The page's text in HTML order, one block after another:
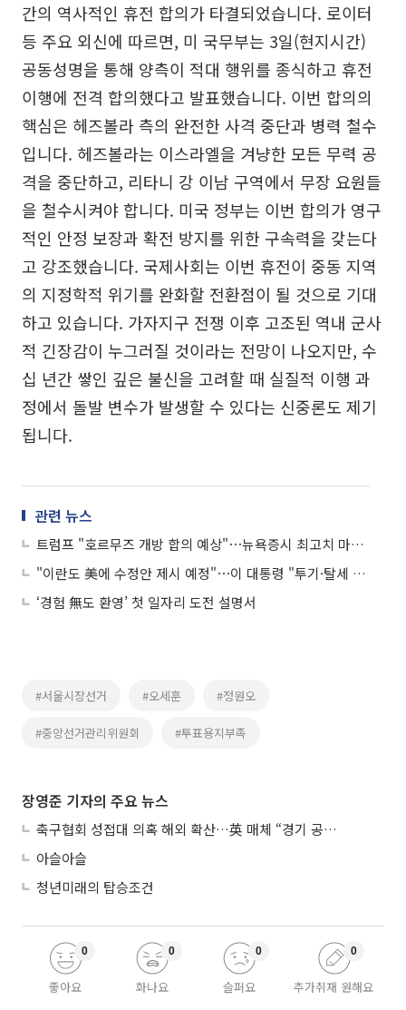
간의 역사적인 휴전 합의가 타결되었습니다. 로이터
등 주요 외신에 따르면, 미 국무부는 3일(현지시간)
공동성명을 통해 양측이 적대 행위를 종식하고 휴전
이행에 전격 합의했다고 발표했습니다. 이번 합의의
핵심은 헤즈볼라 측의 완전한 사격 중단과 병력 철수
입니다. 헤즈볼라는 이스라엘을 겨냥한 모든 무력 공
격을 중단하고, 리타니 강 이남 구역에서 무장 요원들
을 철수시켜야 합니다. 미국 정부는 이번 합의가 영구
적인 안정 보장과 확전 방지를 위한 구속력을 갖는다
고 강조했습니다. 국제사회는 이번 휴전이 중동 지역
의 지정학적 위기를 완화할 전환점이 될 것으로 기대
하고 있습니다. 가자지구 전쟁 이후 고조된 역내 군사
적 긴장감이 누그러질 것이라는 전망이 나오지만, 수
십 년간 쌓인 깊은 불신을 고려할 때 실질적 이행 과
정에서 돌발 변수가 발생할 수 있다는 신중론도 제기
됩니다.
관련 뉴스
트럼프 "호르무즈 개방 합의 예상"⋯뉴욕증시 최고치 마감 外
"이란도 美에 수정안 제시 예정"⋯이 대통령 "투기·탈세 이제 안돼" 外
‘경험 無도 환영’ 첫 일자리 도전 설명서
#서울시장선거 #오세훈 #정원오
#중앙선거관리위원회 #투표용지부족
장영준 기자의 주요 뉴스
축구협회 성접대 의혹 해외 확산…英 매체 “경기 공정성 의문”
아슬아슬
청년미래의 탑승조건
좋아요
0
화나요
0
슬퍼요
0
추가취재 원해요
0